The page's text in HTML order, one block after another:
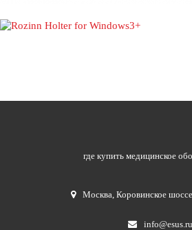
где купить медицинское
Москва ,Коровинское
info@esus.ru